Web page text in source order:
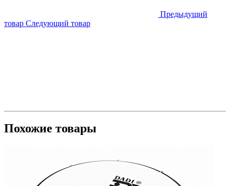
Предыдущий
товар Следующий товар
Похожие товары